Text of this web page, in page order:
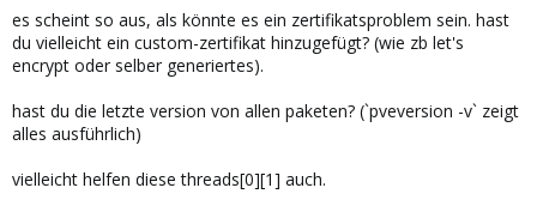
es scheint so aus, als könnte es ein zertifikatsproblem sein. hast
du vielleicht ein custom-zertifikat hinzugefügt? (wie zb let's
encrypt oder selber generiertes).
hast du die letzte version von allen paketen? (`pveversion -v` zeigt
alles ausführlich)
vielleicht helfen diese threads[0][1] auch.